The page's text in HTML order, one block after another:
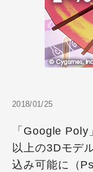
2018/01/25
「Google
以上の3Dモデ
込み可能に（